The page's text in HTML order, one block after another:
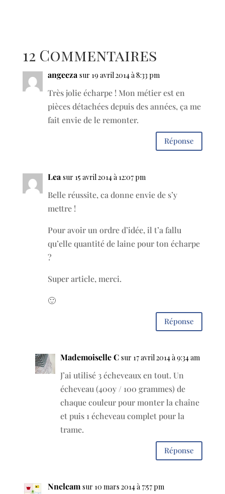
12 Commentaires
angeeza sur 19 avril 2014 à 8:33 pm
Très jolie écharpe ! Mon métier est en
pièces détachées depuis des années, ça me
fait envie de le remonter.
Réponse
Lea sur 15 avril 2014 à 12:07 pm
Belle réussite, ca donne envie de s’y
mettre !
Pour avoir un ordre d’idée, il t’a fallu
qu’elle quantité de laine pour ton écharpe
?
Super article, merci.
🙂
Réponse
Mademoiselle C sur 17 avril 2014 à 9:34 am
J’ai utilisé 3 écheveaux en tout. Un
écheveau (400y / 100 grammes) de
chaque couleur pour monter la chaîne
et puis 1 écheveau complet pour la
trame.
Réponse
Nneleam sur 10 mars 2014 à 7:57 pm